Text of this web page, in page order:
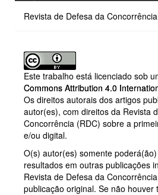
Revista de Defesa da Concorrência
Este trabalho está licenciado sob
Commons Attribution 4.0
Os direitos autorais dos artigos
autor(es), com direitos da Revista
Concorrência (RDC) sobre a
e/ou digital.
O(s) autor(es) somente
resultados em outras publicações
Revista de Defesa da
publicação original. Se não houver